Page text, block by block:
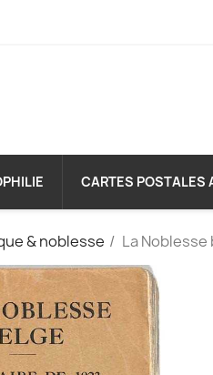
CARTES POSTALES
& noblesse La